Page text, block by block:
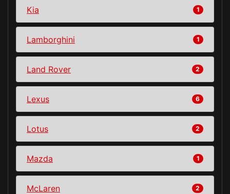
Kia 1
Lamborghini 1
Land Rover 2
Lexus 6
Lotus 2
Mazda 1
McLaren 2